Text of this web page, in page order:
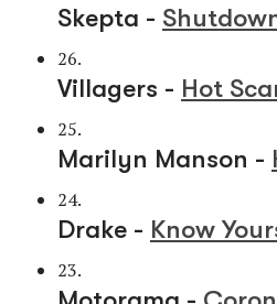
Skepta -
26.
Villagers - Hot
25.
Marilyn Manson -
24.
Drake - Know
23.